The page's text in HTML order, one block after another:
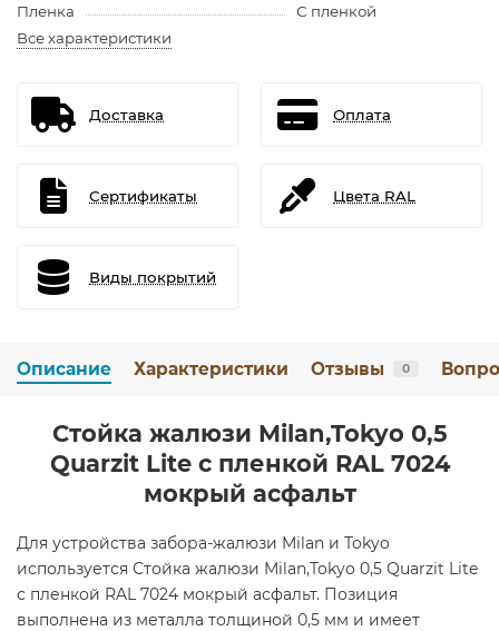
Пленка
С пленкой
Все характеристики
Доставка Оплата
Сертификаты Цвета RAL
Виды покрытий
Описание Характеристики Отзывы 0
Стойка жалюзи Milan,Tokyo 0,5
Quarzit Lite с пленкой RAL 7024
мокрый асфальт
Для устройства забора-жалюзи Milan и Tokyo
используется Стойка жалюзи Milan,Tokyo 0,5 Quarzit Lite
с пленкой RAL 7024 мокрый асфальт. Позиция
выполнена из металла толщиной 0,5 мм и имеет